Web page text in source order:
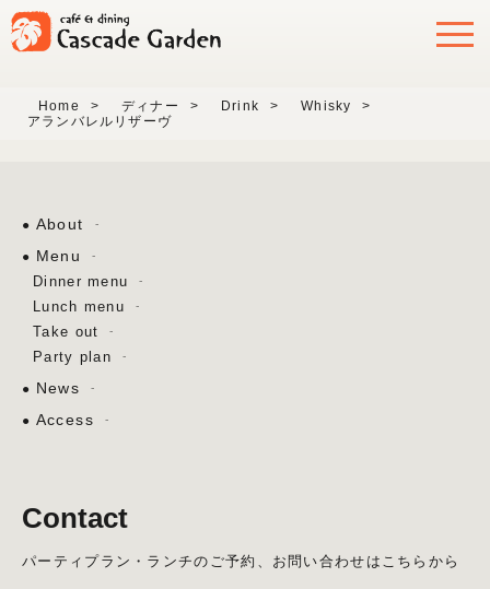
Home > ディナー > Drink > Whisky
>
アランバレルリザーヴ
About
Menu
Dinner menu
Lunch menu
Take out
Party plan
News
Access
Contact
パーティプラン・ランチのご予約、お問い合わせはこちらから